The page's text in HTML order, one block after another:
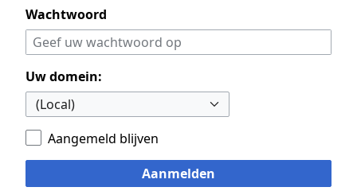
Wachtwoord
Uw domein:
Aangemeld blijven
Aanmelden